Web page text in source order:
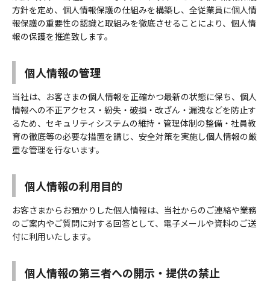
方針を定め、個人情報保護の仕組みを構築し、全従業員に個人情
報保護の重要性の認識と取組みを徹底させることにより、個人情
報の保護を推進致します。
個人情報の管理
当社は、お客さまの個人情報を正確かつ最新の状態に保ち、個人
情報への不正アクセス・紛失・破損・改ざん・漏洩などを防止す
るため、セキュリティシステムの維持・管理体制の整備・社員教
育の徹底等の必要な措置を講じ、安全対策を実施し個人情報の厳
重な管理を行ないます。
個人情報の利用目的
お客さまからお預かりした個人情報は、当社からのご連絡や業務
のご案内やご質問に対する回答として、電子メールや資料のご送
付に利用いたします。
個人情報の第三者への開示・提供の禁止